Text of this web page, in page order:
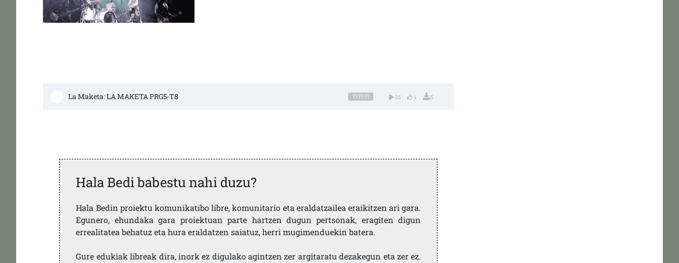
La Maketa: LA MAKETA PRG5-T8 ??:??:?? 26 1 5
Hala Bedi babestu nahi duzu?
Hala Bedin proiektu komunikatibo libre, komunitario eta eraldatzailea eraikitzen ari gara.
Egunero, ehundaka gara proiektuan parte hartzen dugun pertsonak, eragiten digun
errealitatea behatuz eta hura eraldatzen saiatuz, herri mugimenduekin batera.
Gure edukiak libreak dira, inork ez digulako agintzen zer argitaratu dezakegun eta zer ez.